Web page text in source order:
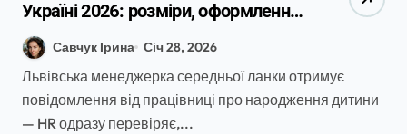
Україні 2026: розміри, оформлення
та поради HR
Савчук Ірина Січ 28, 2026
Львівська менеджерка середньої ланки отримує
повідомлення від працівниці про народження дитини
— HR одразу перевіряє,...